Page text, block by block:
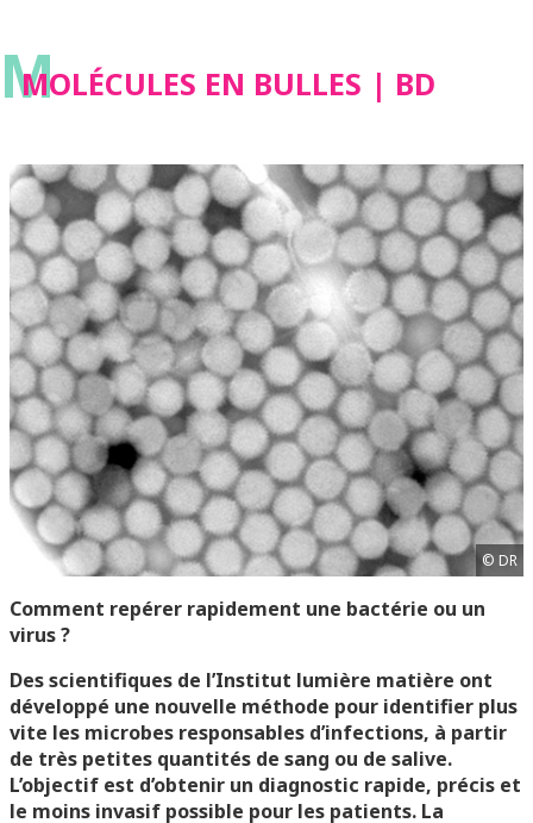
M
MOLÉCULES EN BULLES | BD
© DR
Comment repérer rapidement une bactérie ou un
virus ?
Des scientifiques de l’Institut lumière matière ont
développé une nouvelle méthode pour identifier plus
vite les microbes responsables d’infections, à partir
de très petites quantités de sang ou de salive.
L’objectif est d’obtenir un diagnostic rapide, précis et
le moins invasif possible pour les patients. La